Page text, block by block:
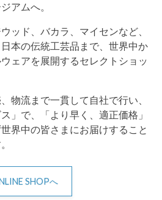
アムへ。
ッド、バカラ、マイセンなど、
本の伝統工芸品まで、世界中か
ェアを展開するセレクトショッ
物流まで一貫して自社で行い、
」で、「より早く、適正価格」
界中の皆さまにお届けすること
SHOPへ